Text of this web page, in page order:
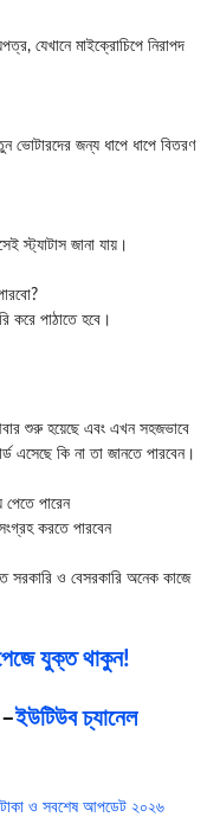
যেখানে মাইক্রোচিপে নিরাপদ
ভোটারদের জন্য ধাপে ধাপে বিতরণ
স্ট্যাটাস জানা যায়।
করে পাঠাতে হবে।
শুরু হয়েছে এবং এখন সহজভাবে
এসেছে কি না তা জানতে পারবেন।
পারেন
করতে পারবেন
সরকারি ও বেসরকারি অনেক কাজে
যুক্ত থাকুন!
ইউটিউব চ্যানেল
টাকা ও সবশেষ আপডেট ২০২৬